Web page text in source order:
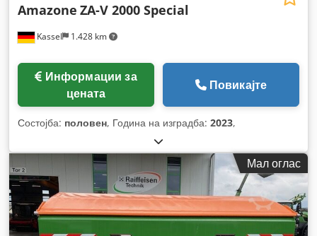
Kassel 1.428 km
Amazone ZA-V 2000 Special
цената
Повикајте
Состојба: половен, Година на изградба: 2023,
Мал оглас